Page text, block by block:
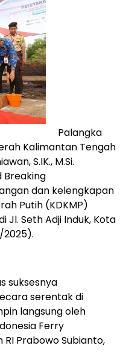
Palangka
Kalimantan Tengah
S.IK., M.Si.
Breaking
dan kelengkapan
Putih (KDKMP)
Jl. Seth Adji Induk, Kota
2025).
suksesnya
serentak di
langsung oleh
Ferry
Prabowo Subianto,